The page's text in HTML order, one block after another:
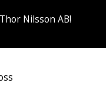
Nilsson AB!